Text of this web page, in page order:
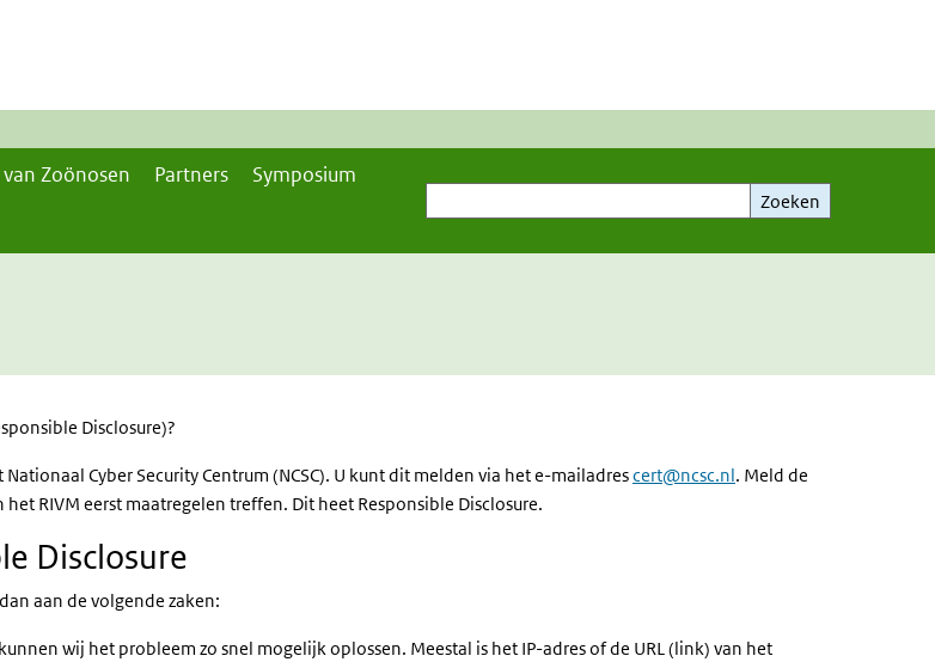
Zoönosen Partners
Symposium
Zoeken
Zoeken
Disclosure)?
Cyber Security Centrum (NCSC). U kunt dit melden via het e-mailadrescert@ncsc.nl. Meld de
RIVM eerst maatregelen treffen. Dit heet Responsible Disclosure.
Disclosure
aan de volgende zaken:
wij het probleem zo snel mogelijk oplossen. Meestal is het IP-adres of de URL (link) van het